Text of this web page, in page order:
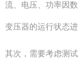
流、电压、功率因
变压器的运行状态
其次，需要考虑测